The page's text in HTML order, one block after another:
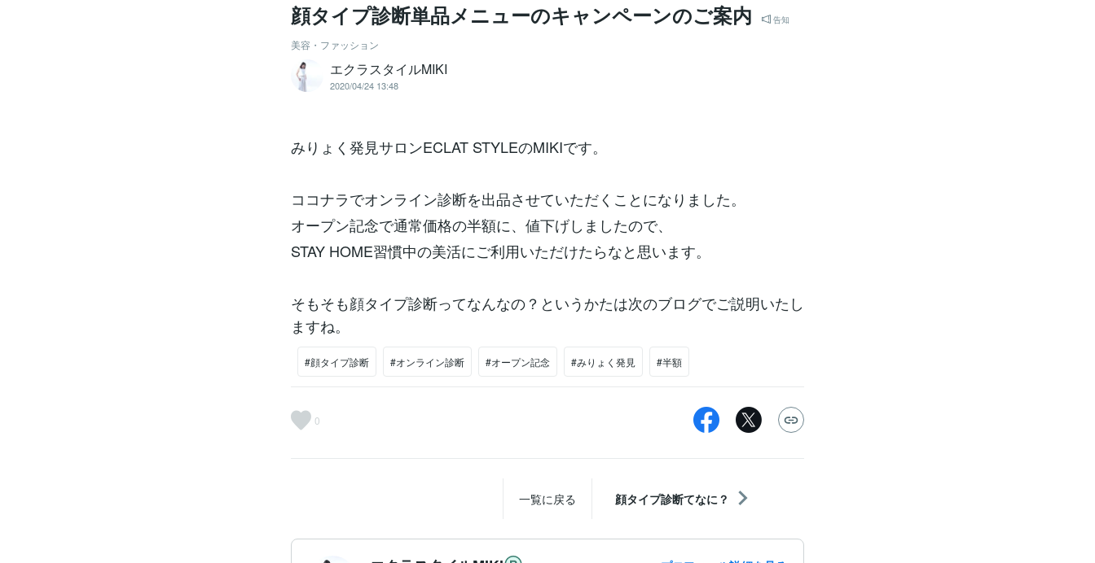
顔タイプ診断単品メニューのキャンペーンのご案内 告知
美容・ファッション
エクラスタイルMIKI
2020/04/24 13:48
みりょく発見サロンECLAT STYLEのMIKIです。
ココナラでオンライン診断を出品させていただくことになりました。
オープン記念で通常価格の半額に、値下げしましたので、
STAY HOME習慣中の美活にご利用いただけたらなと思います。
そもそも顔タイプ診断ってなんなの？というかたは次のブログでご説明いたし
ますね。
#顔タイプ診断 #オンライン診断 #オープン記念 #みりょく発見 #半額
0
一覧に戻る 顔タイプ診断てなに？